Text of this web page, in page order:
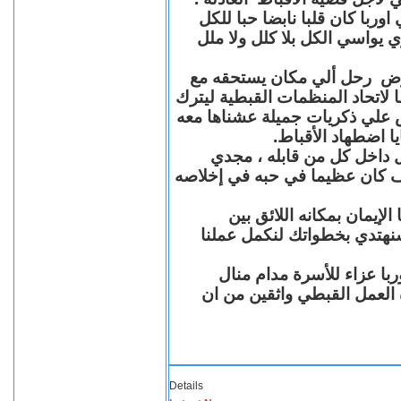
كان قلبا نابضا حبا للكل
يواسي الكل بلا كلل ولا ملل
رحل ألي مكان يستحقه مع
المنظمات القبطية ليترك
علي ذكريات جميلة عشناها معه
اضطهاد الأقباط.
داخل كل من قابله ، مجدي
عظيما في حبه في إخلاصه
بمكانه اللائق بين
بخطواتك لنكمل عملنا
عزاء للأسرة مدام منال
العمل القبطي واثقين من ان
Details